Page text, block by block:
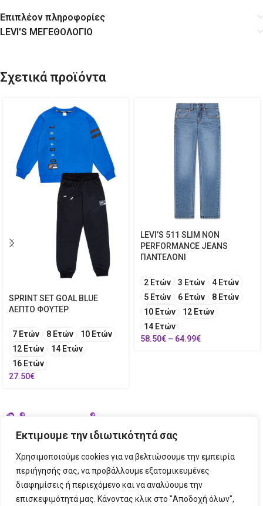
Εκτιμουμε την ιδιωτικότητά σας
Χρησιμοποιούμε cookies για να βελτιώσουμε την εμπειρία
περιήγησής σας, να προβάλλουμε εξατομικευμένες
διαφημίσεις ή περιεχόμενο και να αναλύουμε την
επισκεψιμότητά μας. Κάνοντας κλικ στο "Αποδοχή όλων",
Επιπλέον πληροφορίες
LEVI'S ΜΕΓΕΘΟΛΟΓΙΟ
Σχετικά προϊόντα
SPRINT SET GOAL BLUE
ΛΕΠΤΟ ΦΟΥΤΕΡ
7 Ετών 8 Ετών
10 Ετών
12 Ετών
14 Ετών
16 Ετών
27.50€
LEVI’S 511 SLIM NON
PERFORMANCE JEANS
ΠΑΝΤΕΛΟΝΙ
2 Ετών 3 Ετών
4 Ετών
5 Ετών
6 Ετών
8 Ετών
10 Ετών
12 Ετών
14 Ετών
58.50€ – 64.99€
ΣΤΟΙΧΕΙΑ ΕΠΙΚΟΙΝΩΝΙΑΣ